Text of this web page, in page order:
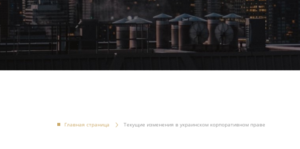
Главная страница Текущие изменения в украинском корпоративном праве